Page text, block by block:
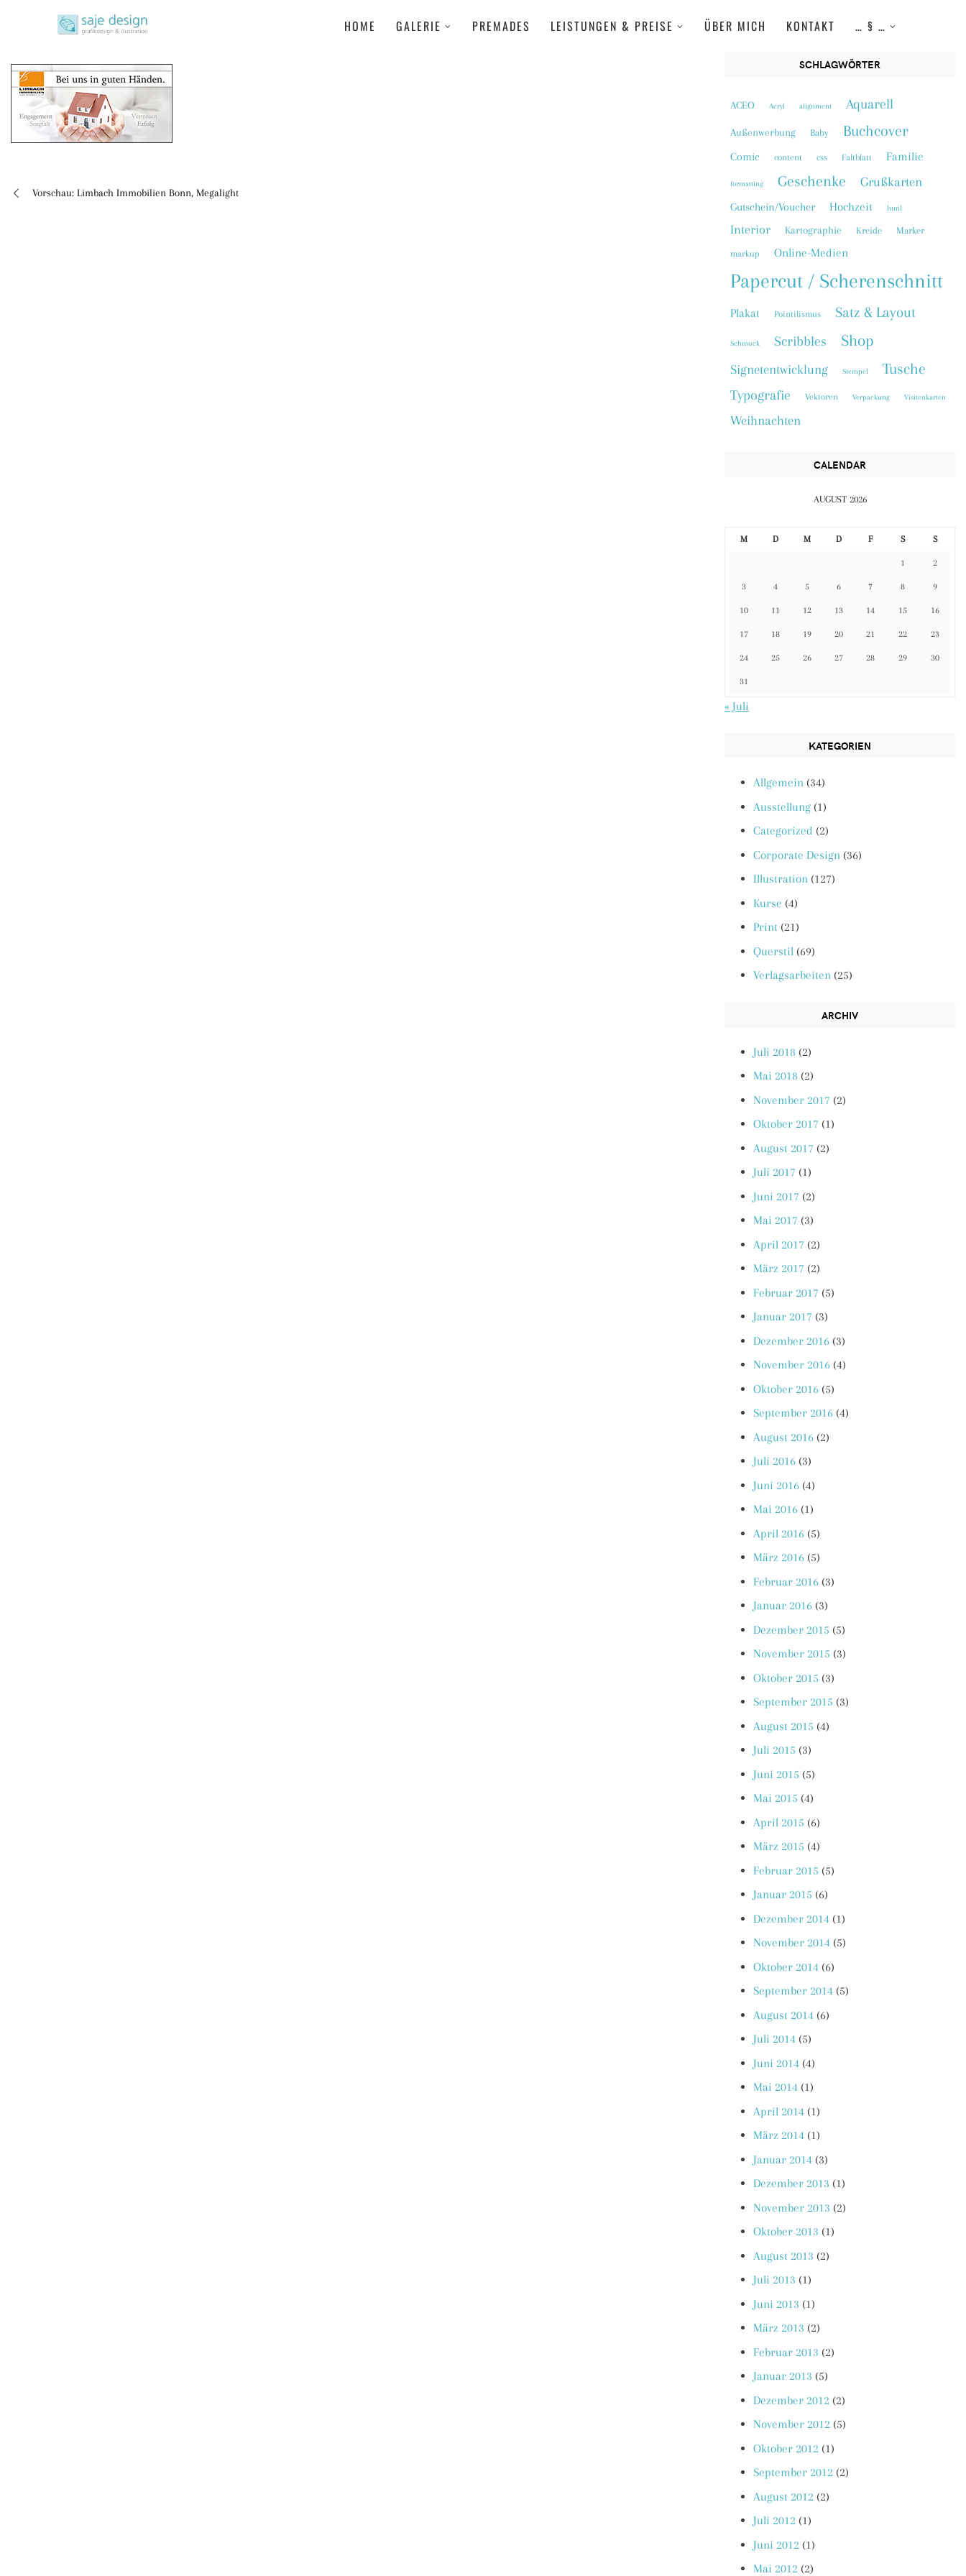
saje design bonn
grafikdesign | buchgestaltung | illustration HOME GALERIE PREMADES LEISTUNGEN & PREISE ÜBER MICH KONTAKT … § …
Beitragsnavigation
Vorschau: Limbach Immobilien Bonn, Megalight
SCHLAGWÖRTER
ACEO Acryl alignment Aquarell
Außenwerbung Baby Buchcover
Comic content css Faltblatt Familie
formatting Geschenke Grußkarten
Gutschein/Voucher Hochzeit html
Interior Kartographie Kreide Marker
markup Online-Medien
Papercut / Scherenschnitt
Plakat Pointilismus Satz & Layout
Schmuck Scribbles Shop
Signetentwicklung Stempel Tusche
Typografie Vektoren Verpackung Visitenkarten
Weihnachten
CALENDAR
AUGUST 2026
M D M D F S S
1 2
3 4 5 6 7 8 9
10 11 12 13 14 15 16
17 18 19 20 21 22 23
24 25 26 27 28 29 30
31
« Juli
KATEGORIEN
Allgemein (34)
Ausstellung (1)
Categorized (2)
Corporate Design (36)
Illustration (127)
Kurse (4)
Print (21)
Querstil (69)
Verlagsarbeiten (25)
ARCHIV
Juli 2018 (2)
Mai 2018 (2)
November 2017 (2)
Oktober 2017 (1)
August 2017 (2)
Juli 2017 (1)
Juni 2017 (2)
Mai 2017 (3)
April 2017 (2)
März 2017 (2)
Februar 2017 (5)
Januar 2017 (3)
Dezember 2016 (3)
November 2016 (4)
Oktober 2016 (5)
September 2016 (4)
August 2016 (2)
Juli 2016 (3)
Juni 2016 (4)
Mai 2016 (1)
April 2016 (5)
März 2016 (5)
Februar 2016 (3)
Januar 2016 (3)
Dezember 2015 (5)
November 2015 (3)
Oktober 2015 (3)
September 2015 (3)
August 2015 (4)
Juli 2015 (3)
Juni 2015 (5)
Mai 2015 (4)
April 2015 (6)
März 2015 (4)
Februar 2015 (5)
Januar 2015 (6)
Dezember 2014 (1)
November 2014 (5)
Oktober 2014 (6)
September 2014 (5)
August 2014 (6)
Juli 2014 (5)
Juni 2014 (4)
Mai 2014 (1)
April 2014 (1)
März 2014 (1)
Januar 2014 (3)
Dezember 2013 (1)
November 2013 (2)
Oktober 2013 (1)
August 2013 (2)
Juli 2013 (1)
Juni 2013 (1)
März 2013 (2)
Februar 2013 (2)
Januar 2013 (5)
Dezember 2012 (2)
November 2012 (5)
Oktober 2012 (1)
September 2012 (2)
August 2012 (2)
Juli 2012 (1)
Juni 2012 (1)
Mai 2012 (2)